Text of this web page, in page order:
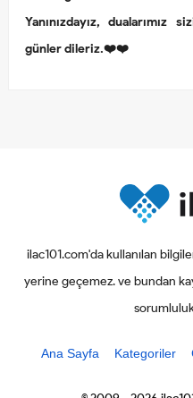
Yanınızdayız, dualarımız
günler dileriz.❤️❤️
ilac101.com'da kullanılan
yerine geçemez. ve bundan
Ana Sayfa Kategoriler